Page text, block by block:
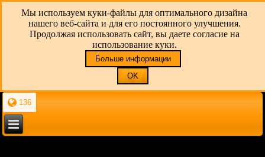
Мы используем куки-файлы для оптимального дизайна
нашего веб-сайта и для его постоянного улучшения.
Продолжая использовать сайт, вы даете согласие на
использование куки.
Больше информации
OK
136